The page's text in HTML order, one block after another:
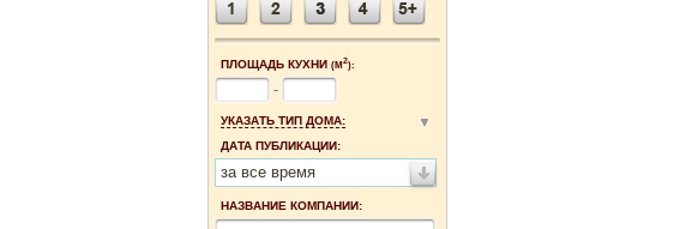
ПЛОЩАДЬ КУХНИ (М2):
-
УКАЗАТЬ ТИП ДОМА:
ДАТА ПУБЛИКАЦИИ:
за все время
НАЗВАНИЕ КОМПАНИИ: